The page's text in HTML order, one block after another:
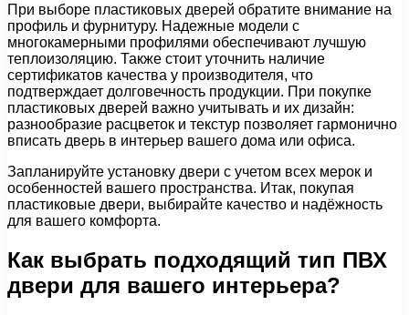
При выборе пластиковых дверей обратите внимание на
профиль и фурнитуру. Надежные модели с
многокамерными профилями обеспечивают лучшую
теплоизоляцию. Также стоит уточнить наличие
сертификатов качества у производителя, что
подтверждает долговечность продукции. При покупке
пластиковых дверей важно учитывать и их дизайн:
разнообразие расцветок и текстур позволяет гармонично
вписать дверь в интерьер вашего дома или офиса.
Запланируйте установку двери с учетом всех мерок и
особенностей вашего пространства. Итак, покупая
пластиковые двери, выбирайте качество и надёжность
для вашего комфорта.
Как выбрать подходящий тип ПВХ
двери для вашего интерьера?